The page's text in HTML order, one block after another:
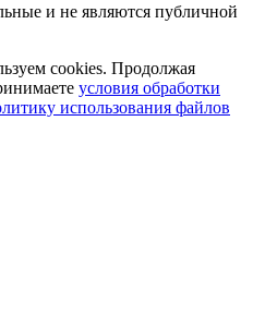
и не являются публичной
cookies. Продолжая
условия обработки
использования файлов